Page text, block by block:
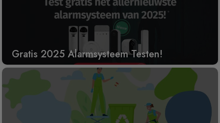
Gratis 2025 Alarmsysteem Testen!